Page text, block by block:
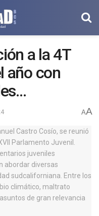
a la 4T
año con
AA